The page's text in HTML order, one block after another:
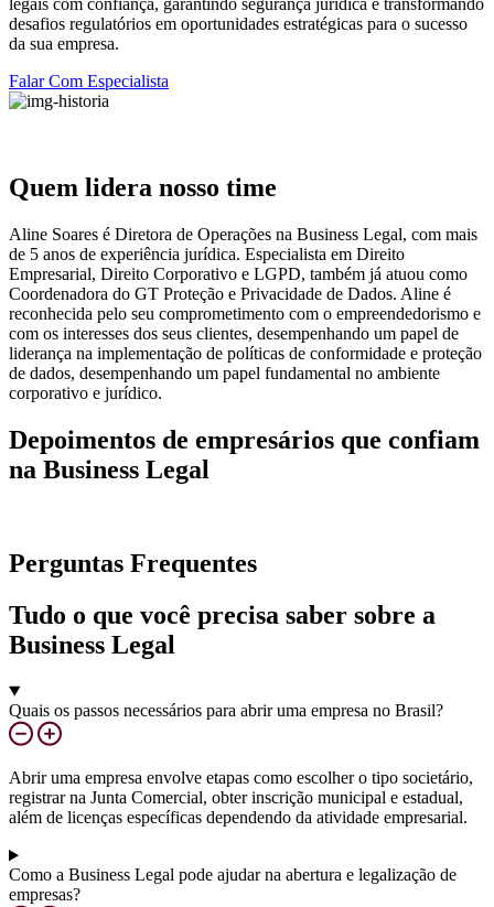
legais com confiança, garantindo segurança jurídica e transformando
desafios regulatórios em oportunidades estratégicas para o sucesso
da sua empresa.
Falar Com Especialista
Quem lidera nosso time
Aline Soares é Diretora de Operações na Business Legal, com mais
de 5 anos de experiência jurídica. Especialista em Direito
Empresarial, Direito Corporativo e LGPD, também já atuou como
Coordenadora do GT Proteção e Privacidade de Dados. Aline é
reconhecida pelo seu comprometimento com o empreendedorismo e
com os interesses dos seus clientes, desempenhando um papel de
liderança na implementação de políticas de conformidade e proteção
de dados, desempenhando um papel fundamental no ambiente
corporativo e jurídico.
Depoimentos de empresários que confiam
na Business Legal
Perguntas Frequentes
Tudo o que você precisa saber sobre a
Business Legal
Quais os passos necessários para abrir uma empresa no Brasil?
Abrir uma empresa envolve etapas como escolher o tipo societário,
registrar na Junta Comercial, obter inscrição municipal e estadual,
além de licenças específicas dependendo da atividade empresarial.
Como a Business Legal pode ajudar na abertura e legalização de
empresas?